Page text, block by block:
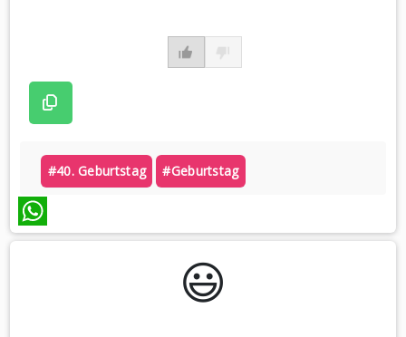
#40. Geburtstag #geburtstag
WhatsApp
😃️